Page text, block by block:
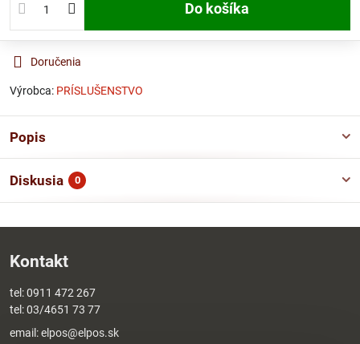
Do košíka
Doručenia
Výrobca: PRÍSLUŠENSTVO
Popis
Diskusia 0
Kontakt
tel:0911 472 267
tel:03/4651 73 77
email:elpos@elpos.sk